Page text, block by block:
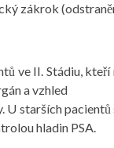
zákrok
ve II. Stádiu,
a vzhled
U starších
hladin PSA.